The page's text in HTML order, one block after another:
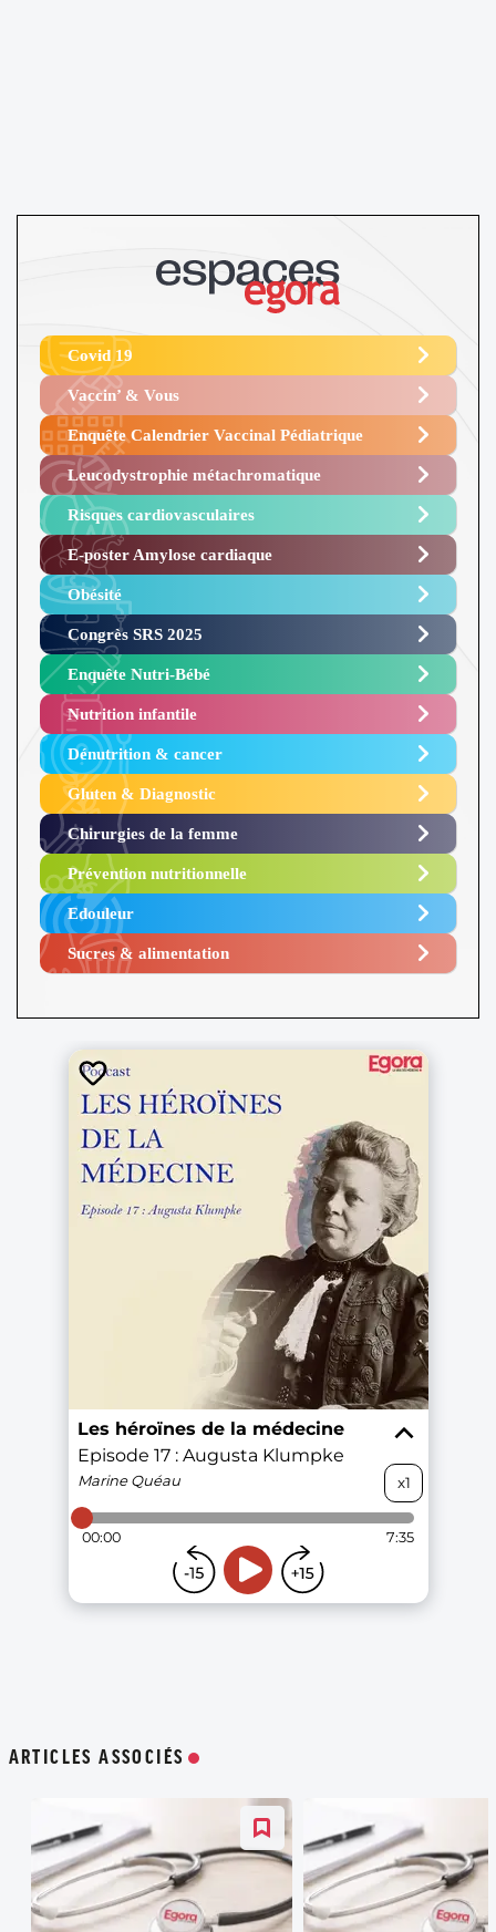
Covid 19
Vaccin’ & Vous
Enquête Calendrier Vaccinal Pédiatrique
Leucodystrophie métachromatique
Risques cardiovasculaires
E-poster Amylose cardiaque ​
Obésité ​
Congrès SRS 2025 ​
Enquête Nutri-Bébé ​
Nutrition infantile
Dénutrition & cancer
Gluten & Diagnostic
Chirurgies de la femme
Prévention nutritionnelle
Edouleur​
Sucres & alimentation​
ARTICLES ASSOCIÉS